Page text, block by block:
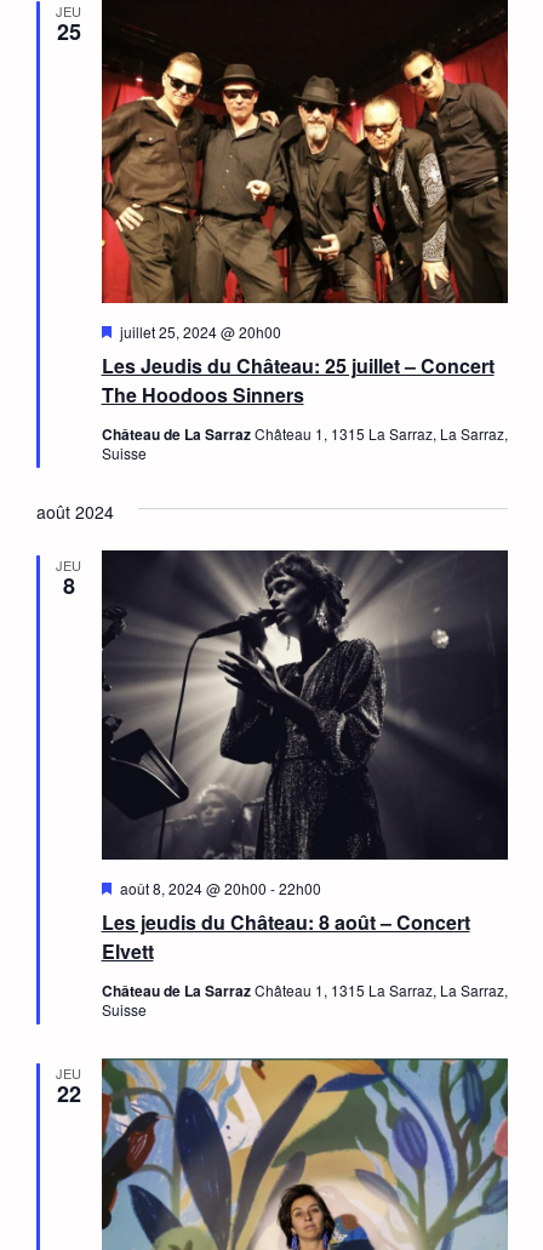
JEU
25
Les Jeudis du Château: 25 juillet – Concert
The Hoodoos Sinners
Mis
avant
juillet 25, 2024 @ 20h00
Château de La SarrazChâteau 1, 1315 La Sarraz, La Sarraz,
Suisse
août 2024
JEU
8
Les jeudis du Château: 8 août – Concert
Elvett
Mis
avant
août 8, 2024 @ 20h00 -22h00
Château de La SarrazChâteau 1, 1315 La Sarraz, La Sarraz,
Suisse
JEU
22